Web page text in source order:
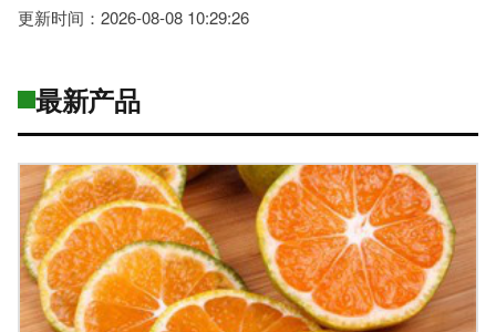
更新时间：2026-08-08 10:29:26
最新产品